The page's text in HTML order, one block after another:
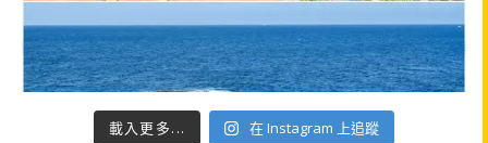
載入更多... 在 Instagram 上追蹤